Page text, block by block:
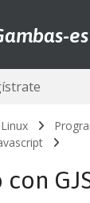
es
Linux